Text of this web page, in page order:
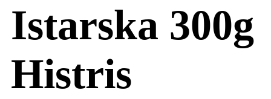
Istarska 300g
Histris